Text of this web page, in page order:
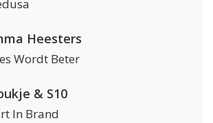
Heesters
Wordt Beter
& S10
In Brand